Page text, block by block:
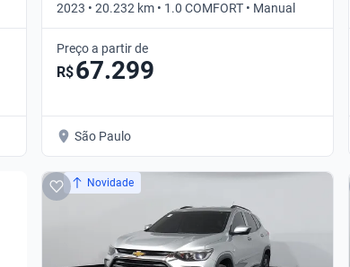
2023 • 20.232 km • 1.0 COMFORT • Manual
Preço a partir de
R$67.299
São Paulo
Novidade